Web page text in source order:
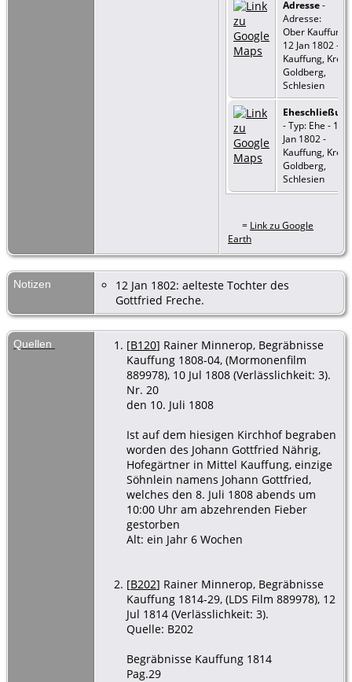
Adresse-
Adresse:
Ober Kauffung -
12 Jan 1802 -
Kauffung, Kreis
Goldberg,
Schlesien
Eheschließung
- Typ: Ehe - 12
Jan 1802 -
Kauffung, Kreis
Goldberg,
Schlesien
= Link zu Google
Earth
Notizen
12 Jan 1802: aelteste Tochter des
Gottfried Freche.
Quellen [B120] Rainer Minnerop, Begräbnisse
Kauffung 1808-04, (Mormonenfilm
889978), 10 Jul 1808 (Verlässlichkeit: 3).
Nr. 20
den 10. Juli 1808
Ist auf dem hiesigen Kirchhof begraben
worden des Johann Gottfried Nährig,
Hofegärtner in Mittel Kauffung, einzige
Söhnlein namens Johann Gottfried,
welches den 8. Juli 1808 abends um
10:00 Uhr am abzehrenden Fieber
gestorben
Alt: ein Jahr 6 Wochen
[B202] Rainer Minnerop, Begräbnisse
Kauffung 1814-29, (LDS Film 889978), 12
Jul 1814 (Verlässlichkeit: 3).
Quelle: B202
Begräbnisse Kauffung 1814
Pag.29